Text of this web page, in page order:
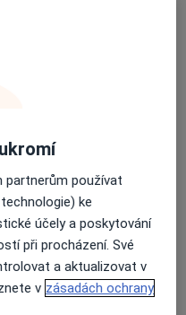
více než 7000
3400 bělení
zásadám domácí
krvácivosti dásní mezi
zubů, včetně
zubů pomocí
přípravků.
zubů.
metodou.
dutinu.
pomůcek pro domácí
partnerům používat
ke
účely a poskytování
při procházení. Své
a aktualizovat v
v zásadách ochrany